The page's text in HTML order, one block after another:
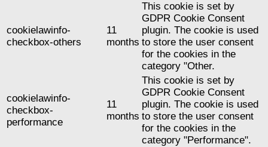
cookielawinfo-
checkbox-others
11
months
This cookie is set by
GDPR Cookie Consent
plugin. The cookie is used
to store the user consent
for the cookies in the
category "Other.
cookielawinfo-
checkbox-
performance
11
months
This cookie is set by
GDPR Cookie Consent
plugin. The cookie is used
to store the user consent
for the cookies in the
category "Performance".